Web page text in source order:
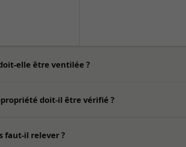
elle être ventilée ?
doit-il être vérifié ?
faut-il relever ?
Nécessaires
fonctionnement,